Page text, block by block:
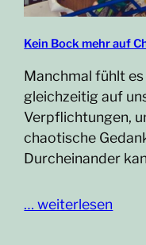
Kein Bock mehr auf
Manchmal fühlt
gleichzeitig auf
Verpflichtungen,
chaotische
Durcheinander
… weiterlesen